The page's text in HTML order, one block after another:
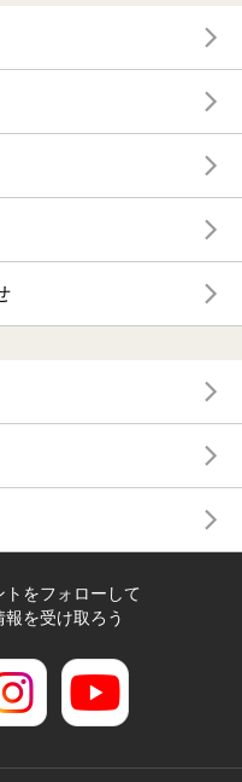
をフォローして
を受け取ろう